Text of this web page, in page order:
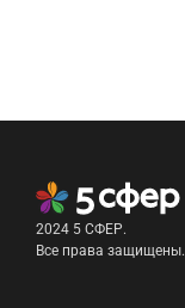
2024 5 СФЕР.
Все права защищены.